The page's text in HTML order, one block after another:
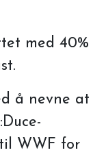
med 40%
å nevne at
WWF for